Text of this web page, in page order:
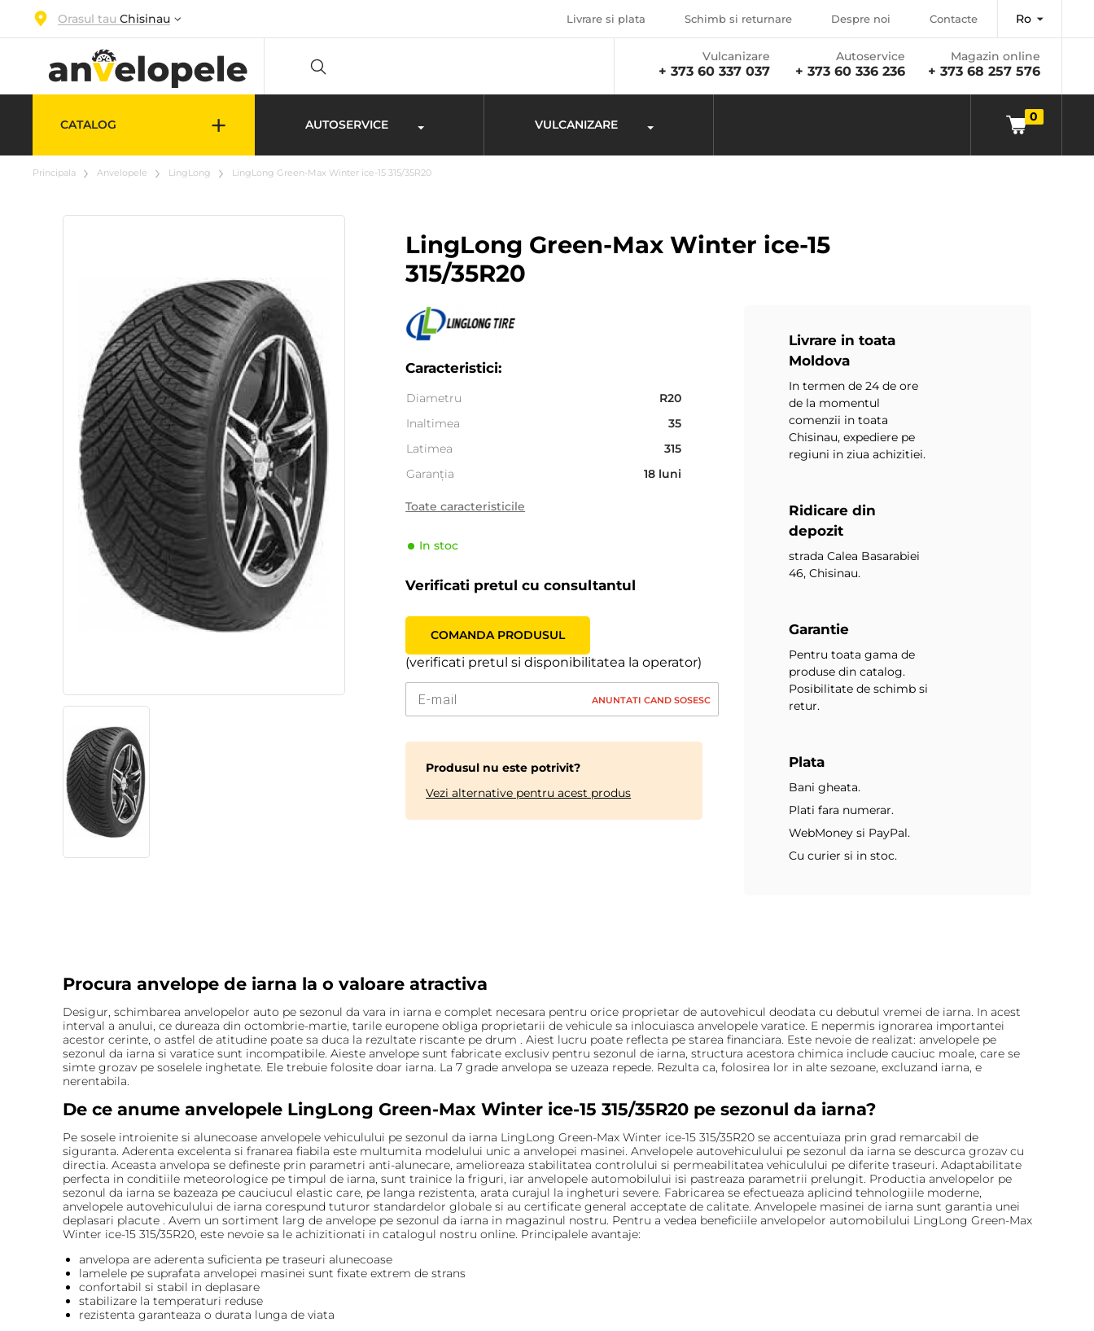
Orasul tau Chisinau Livrare si plata Schimb si returnare Despre noi Contacte Ro
Vulcanizare
+ 373 60 337 037
Autoservice
+ 373 60 336 236
Magazin online
+ 373 68 257 576
CATALOG + AUTOSERVICE VULCANIZARE
0
Principala Anvelopele LingLong LingLong Green-Max Winter ice-15 315/35R20
LingLong Green-Max Winter ice-15
315/35R20
Caracteristici:
Diametru
R20
Inaltimea
35
Latimea
315
Garanția
18 luni
Tara
amplasarea pe axa
Sezonalitate
Tipul de vehicul
Producator
Indicele de viteză
T (190 km/h)
Indicele de sarcină
Toate caracteristicile
In stoc
Verificati pretul cu consultantul
COMANDA PRODUSUL
(verificati pretul si disponibilitatea la operator)
ANUNTATI CAND SOSESC
Produsul nu este potrivit?
Vezi alternative pentru acest produs
Livrare in toata
Moldova
In termen de 24 de ore
de la momentul
comenzii in toata
Chisinau, expediere pe
regiuni in ziua achizitiei.
Ridicare din
depozit
strada Calea Basarabiei
46, Chisinau.
Garantie
Pentru toata gama de
produse din catalog.
Posibilitate de schimb si
retur.
Plata
Bani gheata.
Plati fara numerar.
WebMoney si PayPal.
Cu curier si in stoc.
Procura anvelope de iarna la o valoare atractiva
Desigur, schimbarea anvelopelor auto pe sezonul da vara in iarna e complet necesara pentru orice proprietar de autovehicul deodata cu debutul vremei de iarna. In acest
interval a anului, ce dureaza din octombrie-martie, tarile europene obliga proprietarii de vehicule sa inlocuiasca anvelopele varatice. E nepermis ignorarea importantei
acestor cerinte, o astfel de atitudine poate sa duca la rezultate riscante pe drum . Aiest lucru poate reflecta pe starea financiara. Este nevoie de realizat: anvelopele pe
sezonul da iarna si varatice sunt incompatibile. Aieste anvelope sunt fabricate exclusiv pentru sezonul de iarna, structura acestora chimica include cauciuc moale, care se
simte grozav pe soselele inghetate. Ele trebuie folosite doar iarna. La 7 grade anvelopa se uzeaza repede. Rezulta ca, folosirea lor in alte sezoane, excluzand iarna, e
nerentabila.
De ce anume anvelopele LingLong Green-Max Winter ice-15 315/35R20 pe sezonul da iarna?
Pe sosele introienite si alunecoase anvelopele vehiculului pe sezonul da iarna LingLong Green-Max Winter ice-15 315/35R20 se accentuiaza prin grad remarcabil de
siguranta. Aderenta excelenta si franarea fiabila este multumita modelului unic a anvelopei masinei. Anvelopele autovehiculului pe sezonul da iarna se descurca grozav cu
directia. Aceasta anvelopa se defineste prin parametri anti-alunecare, amelioreaza stabilitatea controlului si permeabilitatea vehiculului pe diferite traseuri. Adaptabilitate
perfecta in conditiile meteorologice pe timpul de iarna, sunt trainice la friguri, iar anvelopele automobilului isi pastreaza parametrii prelungit. Productia anvelopelor pe
sezonul da iarna se bazeaza pe cauciucul elastic care, pe langa rezistenta, arata curajul la ingheturi severe. Fabricarea se efectueaza aplicind tehnologiile moderne,
anvelopele autovehiculului de iarna corespund tuturor standardelor globale si au certificate general acceptate de calitate. Anvelopele masinei de iarna sunt garantia unei
deplasari placute . Avem un sortiment larg de anvelope pe sezonul da iarna in magazinul nostru. Pentru a vedea beneficiile anvelopelor automobilului LingLong Green-Max
Winter ice-15 315/35R20, este nevoie sa le achizitionati in catalogul nostru online. Principalele avantaje:
anvelopa are aderenta suficienta pe traseuri alunecoase
lamelele pe suprafata anvelopei masinei sunt fixate extrem de strans
confortabil si stabil in deplasare
stabilizare la temperaturi reduse
rezistenta garanteaza o durata lunga de viata